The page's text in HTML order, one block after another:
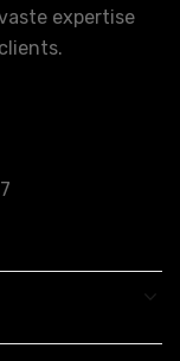
expertise